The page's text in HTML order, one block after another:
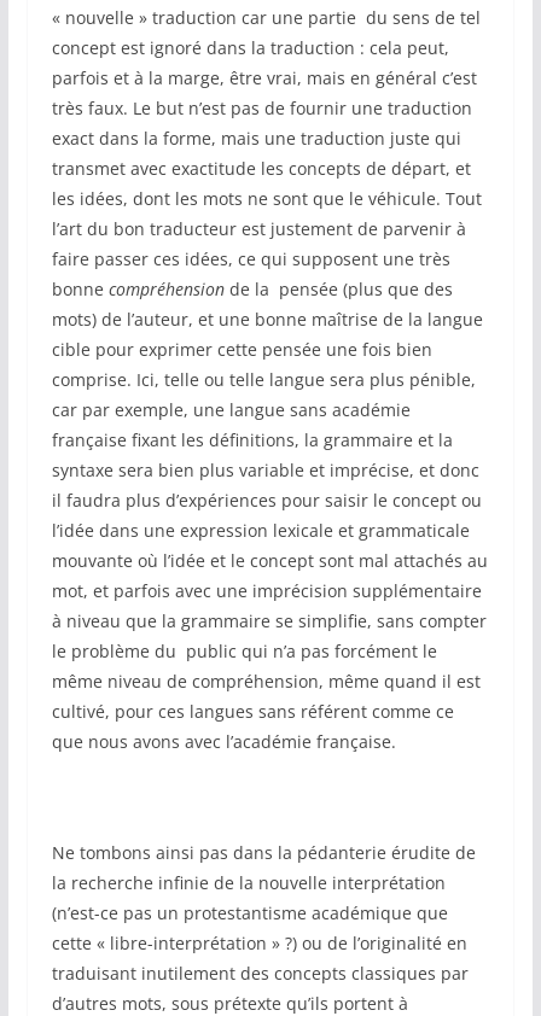
« nouvelle » traduction car une partie du sens de tel
concept est ignoré dans la traduction : cela peut,
parfois et à la marge, être vrai, mais en général c’est
très faux. Le but n’est pas de fournir une traduction
exact dans la forme, mais une traduction juste qui
transmet avec exactitude les concepts de départ, et
les idées, dont les mots ne sont que le véhicule. Tout
l’art du bon traducteur est justement de parvenir à
faire passer ces idées, ce qui supposent une très
bonne compréhension de la pensée (plus que des
mots) de l’auteur, et une bonne maîtrise de la langue
cible pour exprimer cette pensée une fois bien
comprise. Ici, telle ou telle langue sera plus pénible,
car par exemple, une langue sans académie
française fixant les définitions, la grammaire et la
syntaxe sera bien plus variable et imprécise, et donc
il faudra plus d’expériences pour saisir le concept ou
l’idée dans une expression lexicale et grammaticale
mouvante où l’idée et le concept sont mal attachés au
mot, et parfois avec une imprécision supplémentaire
à niveau que la grammaire se simplifie, sans compter
le problème du public qui n’a pas forcément le
même niveau de compréhension, même quand il est
cultivé, pour ces langues sans référent comme ce
que nous avons avec l’académie française.
Ne tombons ainsi pas dans la pédanterie érudite de
la recherche infinie de la nouvelle interprétation
(n’est-ce pas un protestantisme académique que
cette « libre-interprétation » ?) ou de l’originalité en
traduisant inutilement des concepts classiques par
d’autres mots, sous prétexte qu’ils portent à